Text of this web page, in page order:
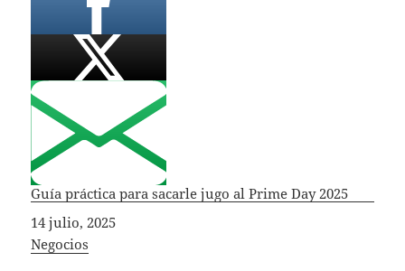
Guía práctica para sacarle jugo al Prime Day 2025
Fecha
14 julio, 2025
In relation to
Negocios